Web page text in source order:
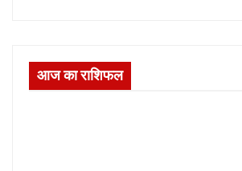
आज का राशिफल